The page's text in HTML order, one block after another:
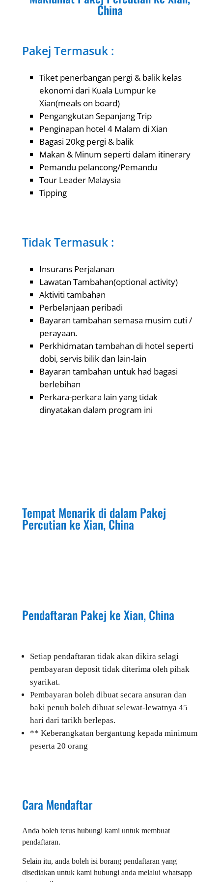
China
Pakej Termasuk :
Tiket penerbangan pergi & balik kelas
ekonomi dari Kuala Lumpur ke
Xian(meals on board)
Pengangkutan Sepanjang Trip
Penginapan hotel 4 Malam di Xian
Bagasi 20kg pergi & balik
Makan & Minum seperti dalam itinerary
Pemandu pelancong/Pemandu
Tour Leader Malaysia
Tipping
Tidak Termasuk :
Insurans Perjalanan
Lawatan Tambahan(optional activity)
Aktiviti tambahan
Perbelanjaan peribadi
Bayaran tambahan semasa musim cuti /
perayaan.
Perkhidmatan tambahan di hotel seperti
dobi, servis bilik dan lain-lain
Bayaran tambahan untuk had bagasi
berlebihan
Perkara-perkara lain yang tidak
dinyatakan dalam program ini
Tempat Menarik di dalam Pakej
Percutian keXian, China
Pendaftaran Pakej keXian, China
Setiap pendaftaran tidak akan dikira selagi
pembayaran deposit tidak diterima oleh pihak
syarikat.
Pembayaran boleh dibuat secara ansuran dan
baki penuh boleh dibuat selewat-lewatnya 45
hari dari tarikh berlepas.
** Keberangkatan bergantung kepada minimum
peserta 20 orang
Cara Mendaftar
Anda boleh terus hubungi kami untuk membuat
pendaftaran.
Selain itu, anda boleh isi borang pendaftaran yang
disediakan untuk kami hubungi anda melalui whatsapp